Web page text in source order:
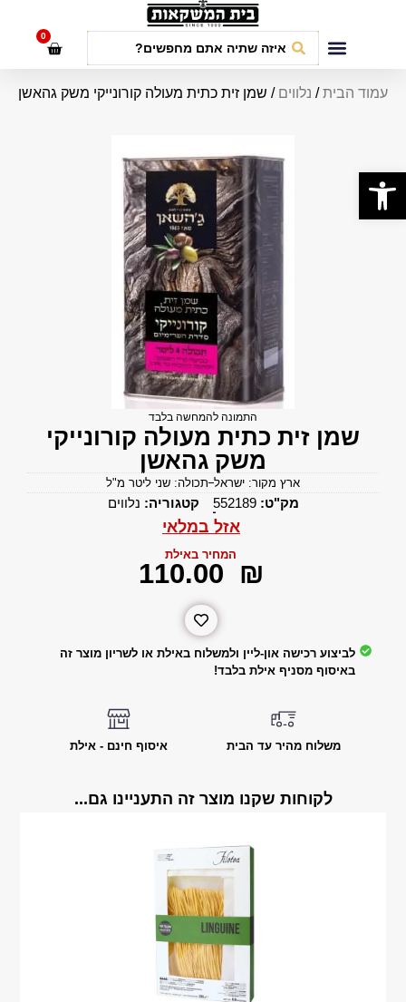
0
עמוד הבית/ נלווים / שמן זית כתית מעולה קורונייקי משק גהאשן
התמונה להמחשה בלבד
שמן זית כתית מעולה קורונייקי
משק גהאשן
ארץ מקור: ישראל תכולה: שני ליטר מ"ל
מק"ט:552189 קטגוריה: נלווים
אזל במלאי
המחיר באילת
‎110.00 ₪
לביצוע רכישה און-ליין ולמשלוח באילת או לשריון מוצר זה
באיסוף מסניף אילת בלבד!
משלוח מהיר עד הבית איסוף חינם - אילת
לקוחות שקנו מוצר זה התעניינו גם...
פתח סרגל נגישות